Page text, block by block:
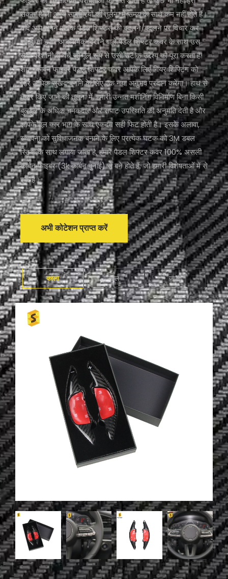
सकता है जो अन्य सामग्रियों की तुलना में समय के साथ कम नहीं होते हैं।
यदि आप अपने स्टॉक पैडल शिफ्टर्स को बदलने/बदलने पर विचार कर
रहे हैं, तो हमारे आक्रामक दिखने वाले पैडल शिफ्टर कवर के साथ उस
सभी परेशानी से बचें जो मूल रूप से उसी सटीक उद्देश्य को पूरा करता है!
शाशा कार्बन फाइबर पैडल शिफ्टर कवर आपके लिए गियर शिफ्टिंग को
और अधिक सुखद बनाने के लिए एक नया अनुभव प्रदान करेगा। हाथ से
तैयार किए जाने की तुलना में, हमारी उन्नत मशीनिंग विनिर्माण बिना किसी
बुलबुले के अधिक चमकदार और सपाट उपस्थिति की अनुमति देती है और
आपके मूल कार भाग के साथ एकदम सही फिट होती है। इसके अलावा,
स्थापना को सुविधाजनक बनाने के लिए प्रत्येक घटक को 3M डबल
स्टिक के साथ लगाया जाता है, हमारे पैडल शिफ्टर कवर 100% असली
कार्बन फाइबर (3k कार्बन बुनाई) से बने होते हैं, जो हमारी विशेषताओं में से
एक है।
अभी कोटेशन प्राप्त करें
काला लाल जाली